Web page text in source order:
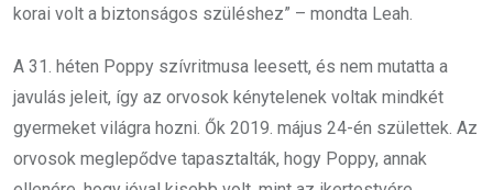
korai volt a biztonságos szüléshez” – mondta Leah.
A 31. héten Poppy szívritmusa leesett, és nem mutatta a
javulás jeleit, így az orvosok kénytelenek voltak mindkét
gyermeket világra hozni. Ők 2019. május 24-én születtek. Az
orvosok meglepődve tapasztalták, hogy Poppy, annak